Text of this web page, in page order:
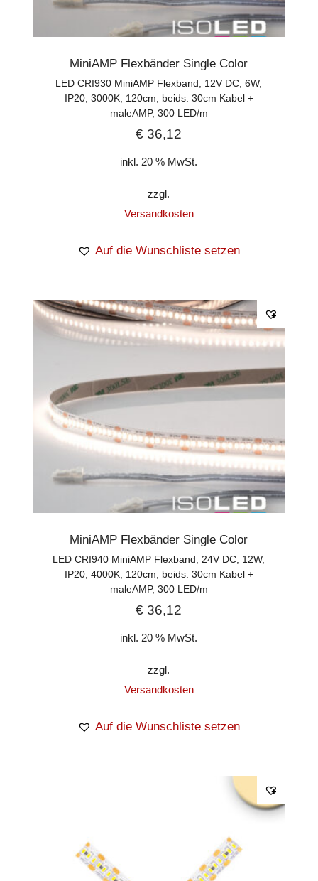
MiniAMP Flexbänder Single Color
LED CRI930 MiniAMP Flexband, 12V DC, 6W,
IP20, 3000K, 120cm, beids. 30cm Kabel +
maleAMP, 300 LED/m
€ 36,12
inkl. 20 % MwSt.
zzgl.
Versandkosten
Auf die Wunschliste setzen
MiniAMP Flexbänder Single Color
LED CRI940 MiniAMP Flexband, 24V DC, 12W,
IP20, 4000K, 120cm, beids. 30cm Kabel +
maleAMP, 300 LED/m
€ 36,12
inkl. 20 % MwSt.
zzgl.
Versandkosten
Auf die Wunschliste setzen